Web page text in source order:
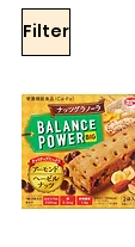
Filter